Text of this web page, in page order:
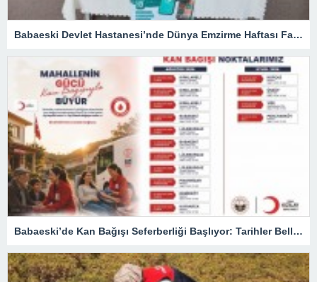
Babaeski Devlet Hastanesi’nde Dünya Emzirme Haftası Farkındalığı
Babaeski’de Kan Bağışı Seferberliği Başlıyor: Tarihler Belli Oldu